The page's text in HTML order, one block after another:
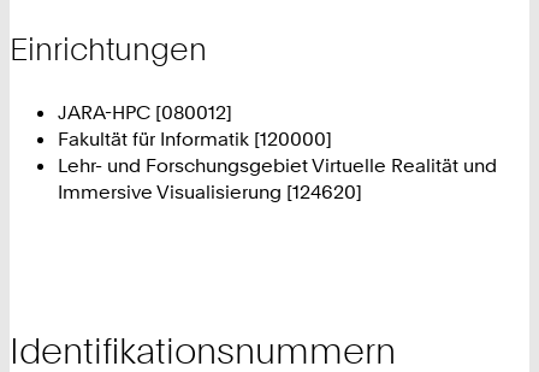
Einrichtungen
JARA-HPC [080012]
Fakultät für Informatik [120000]
Lehr- und Forschungsgebiet Virtuelle Realität und
Immersive Visualisierung [124620]
Identifikationsnummern